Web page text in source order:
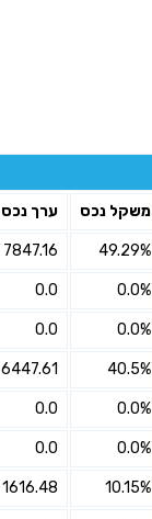
משקל נכס ערך נכס
49.29%
7847.16
0.0%
0.0
0.0%
0.0
40.5%
6447.61
0.0%
0.0
0.0%
0.0
10.15%
1616.48